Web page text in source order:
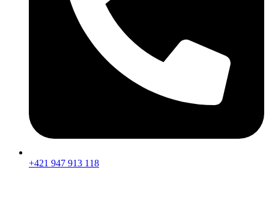
+421 947 913 118